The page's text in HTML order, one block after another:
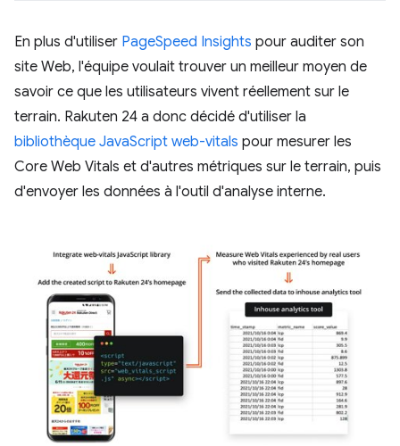
En plus d'utiliser PageSpeed Insights pour auditer son
site Web, l'équipe voulait trouver un meilleur moyen de
savoir ce que les utilisateurs vivent réellement sur le
terrain. Rakuten 24 a donc décidé d'utiliser la
bibliothèque JavaScript web-vitals pour mesurer les
Core Web Vitals et d'autres métriques sur le terrain, puis
d'envoyer les données à l'outil d'analyse interne.